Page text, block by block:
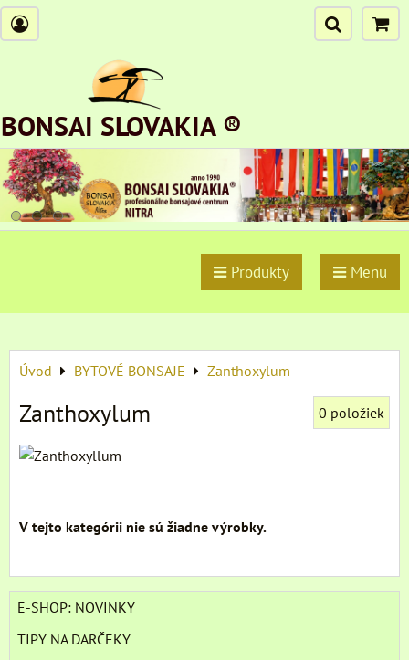
BONSAI SLOVAKIA ®
Produkty Menu
Úvod BYTOVÉ BONSAJE Zanthoxylum
Zanthoxylum 0 položiek
E-SHOP: NOVINKY
TIPY NA DARČEKY